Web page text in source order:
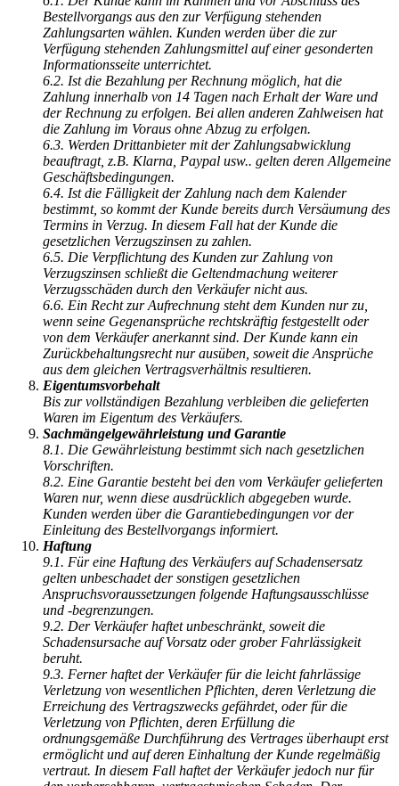
Bestellvorgangs aus den zur Verfügung stehenden
Zahlungsarten wählen. Kunden werden über die zur
Verfügung stehenden Zahlungsmittel auf einer gesonderten
Informationsseite unterrichtet.
6.2. Ist die Bezahlung per Rechnung möglich, hat die
Zahlung innerhalb von 14 Tagen nach Erhalt der Ware und
der Rechnung zu erfolgen. Bei allen anderen Zahlweisen hat
die Zahlung im Voraus ohne Abzug zu erfolgen.
6.3. Werden Drittanbieter mit der Zahlungsabwicklung
beauftragt, z.B. Klarna, Paypal usw.. gelten deren Allgemeine
Geschäftsbedingungen.
6.4. Ist die Fälligkeit der Zahlung nach dem Kalender
bestimmt, so kommt der Kunde bereits durch Versäumung des
Termins in Verzug. In diesem Fall hat der Kunde die
gesetzlichen Verzugszinsen zu zahlen.
6.5. Die Verpflichtung des Kunden zur Zahlung von
Verzugszinsen schließt die Geltendmachung weiterer
Verzugsschäden durch den Verkäufer nicht aus.
6.6. Ein Recht zur Aufrechnung steht dem Kunden nur zu,
wenn seine Gegenansprüche rechtskräftig festgestellt oder
von dem Verkäufer anerkannt sind. Der Kunde kann ein
Zurückbehaltungsrecht nur ausüben, soweit die Ansprüche
aus dem gleichen Vertragsverhältnis resultieren.
Eigentumsvorbehalt
Bis zur vollständigen Bezahlung verbleiben die gelieferten
Waren im Eigentum des Verkäufers.
Sachmängelgewährleistung und Garantie
8.1. Die Gewährleistung bestimmt sich nach gesetzlichen
Vorschriften.
8.2. Eine Garantie besteht bei den vom Verkäufer gelieferten
Waren nur, wenn diese ausdrücklich abgegeben wurde.
Kunden werden über die Garantiebedingungen vor der
Einleitung des Bestellvorgangs informiert.
Haftung
9.1. Für eine Haftung des Verkäufers auf Schadensersatz
gelten unbeschadet der sonstigen gesetzlichen
Anspruchsvoraussetzungen folgende Haftungsausschlüsse
und -begrenzungen.
9.2. Der Verkäufer haftet unbeschränkt, soweit die
Schadensursache auf Vorsatz oder grober Fahrlässigkeit
beruht.
9.3. Ferner haftet der Verkäufer für die leicht fahrlässige
Verletzung von wesentlichen Pflichten, deren Verletzung die
Erreichung des Vertragszwecks gefährdet, oder für die
Verletzung von Pflichten, deren Erfüllung die
ordnungsgemäße Durchführung des Vertrages überhaupt erst
ermöglicht und auf deren Einhaltung der Kunde regelmäßig
vertraut. In diesem Fall haftet der Verkäufer jedoch nur für